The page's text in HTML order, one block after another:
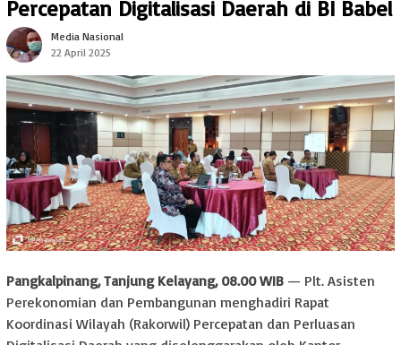
Percepatan Digitalisasi Daerah di BI Babel
Media Nasional
22 April 2025
Pangkalpinang, Tanjung Kelayang, 08.00 WIB — Plt. Asisten
Perekonomian dan Pembangunan menghadiri Rapat
Koordinasi Wilayah (Rakorwil) Percepatan dan Perluasan